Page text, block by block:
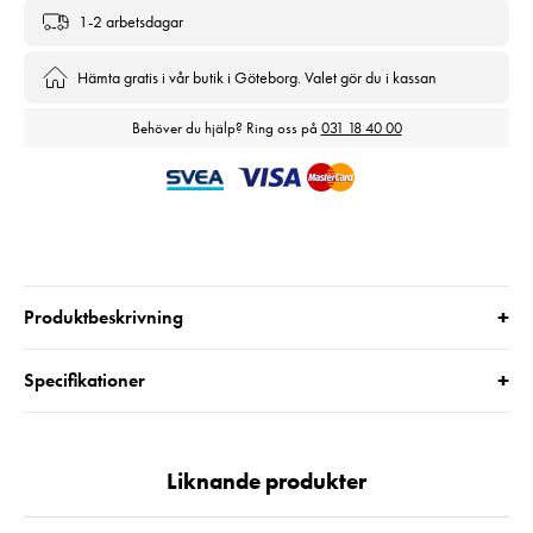
1-2 arbetsdagar
Hämta gratis i vår butik i Göteborg. Valet gör du i kassan
Behöver du hjälp? Ring oss på 031 18 40 00
Produktbeskrivning +
Specifikationer +
Liknande produkter